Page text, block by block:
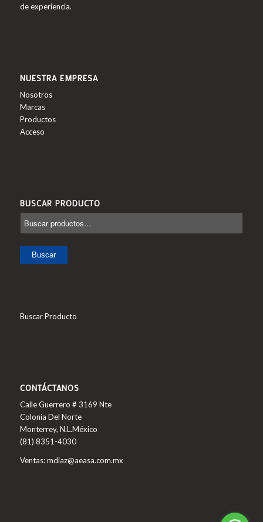
de experiencia.
NUESTRA EMPRESA
Nosotros
Marcas
Productos
Acceso
BUSCAR PRODUCTO
Buscar
Buscar Producto
CONTÁCTANOS
Calle Guerrero # 3169 Nte
Colonia Del Norte
Monterrey, N.L.México
(81) 8351-4030
Ventas: mdiaz@aeasa.com.mx